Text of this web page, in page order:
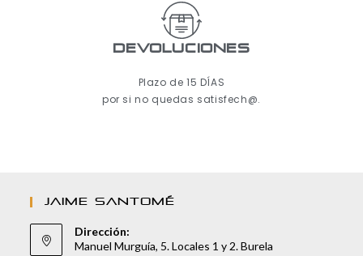
Devoluciones
Plazo de 15 DÍAS
por si no quedas satisfech@.
JAIME SANTOMÉ
Dirección:
Manuel Murguía, 5. Locales 1 y 2. Burela